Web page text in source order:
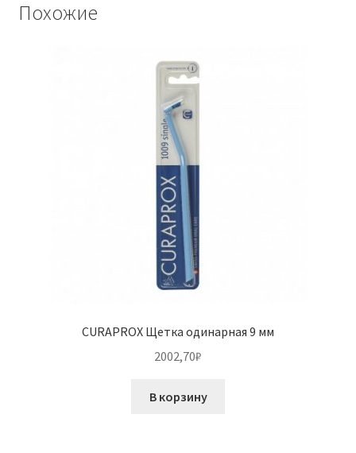
Похожие
CURAPROX Щетка одинарная 9 мм
2002,70₽
В корзину